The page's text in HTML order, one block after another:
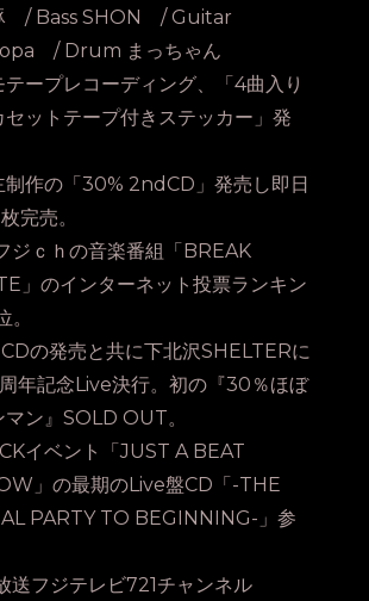
/ Bass SHON / Guitar
/ Drum まっちゃん
テープレコーディング、「4曲入り
セットテープ付きステッカー」発
制作の「30% 2ndCD」発売し即日
完売。
ジｃｈの音楽番組「BREAK
」のインターネット投票ランキン
。
の発売と共に下北沢SHELTERに
年記念Live決行。初の『30％ほぼ
マン』SOLD OUT。
イベント「JUST A BEAT
」の最期のLive盤CD「-THE
PARTY TO BEGINNING-」参
送フジテレビ721チャンネル